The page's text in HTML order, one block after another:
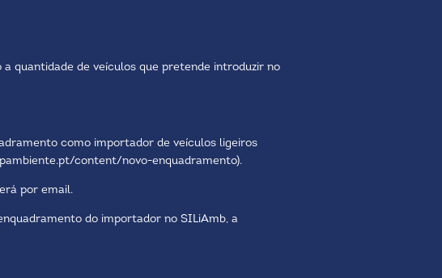
a quantidade de veículos que pretende introduzir no
como importador de veículos ligeiros
content/novo-enquadramento).
por email.
do importador no SILiAmb, a